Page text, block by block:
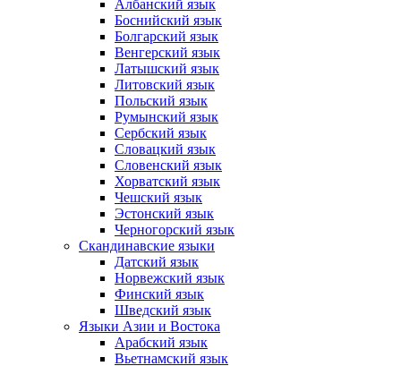
Албанский язык
Боснийский язык
Болгарский язык
Венгерский язык
Латышский язык
Литовский язык
Польский язык
Румынский язык
Сербский язык
Словацкий язык
Словенский язык
Хорватский язык
Чешский язык
Эстонский язык
Черногорский язык
Скандинавские языки
Датский язык
Норвежский язык
Финский язык
Шведский язык
Языки Азии и Востока
Арабский язык
Вьетнамский язык